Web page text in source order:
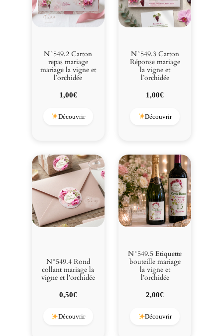
N°549.2 Carton
repas mariage
mariage la vigne et
l’orchidée
1,00€
Découvrir
N°549.3 Carton
Réponse mariage
la vigne et
l’orchidée
1,00€
Découvrir
N°549.4 Rond
collant mariage la
vigne et l’orchidée
0,50€
Découvrir
N°549.5 Etiquette
bouteille mariage
la vigne et
l’orchidée
2,00€
Découvrir